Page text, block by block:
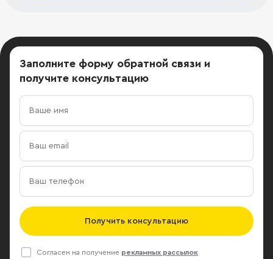
Заполните форму обратной связи и
получите консультацию
Получить консультацию
Согласен на получение рекламных рассылок